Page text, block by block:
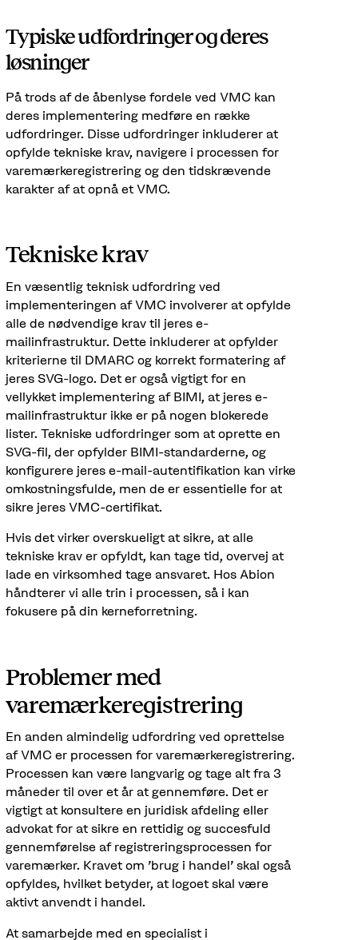
Typiske udfordringer og deres
løsninger
På trods af de åbenlyse fordele ved VMC kan
deres implementering medføre en række
udfordringer. Disse udfordringer inkluderer at
opfylde tekniske krav, navigere i processen for
varemærkeregistrering og den tidskrævende
karakter af at opnå et VMC.
Tekniske krav
En væsentlig teknisk udfordring ved
implementeringen af VMC involverer at opfylde
alle de nødvendige krav til jeres e-
mailinfrastruktur. Dette inkluderer at opfylder
kriterierne til DMARC og korrekt formatering af
jeres SVG-logo. Det er også vigtigt for en
vellykket implementering af BIMI, at jeres e-
mailinfrastruktur ikke er på nogen blokerede
lister. Tekniske udfordringer som at oprette en
SVG-fil, der opfylder BIMI-standarderne, og
konfigurere jeres e-mail-autentifikation kan virke
omkostningsfulde, men de er essentielle for at
sikre jeres VMC-certifikat.
Hvis det virker overskueligt at sikre, at alle
tekniske krav er opfyldt, kan tage tid, overvej at
lade en virksomhed tage ansvaret. Hos Abion
håndterer vi alle trin i processen, så i kan
fokusere på din kerneforretning.
Problemer med
varemærkeregistrering
En anden almindelig udfordring ved oprettelse
af VMC er processen for varemærkeregistrering.
Processen kan være langvarig og tage alt fra 3
måneder til over et år at gennemføre. Det er
vigtigt at konsultere en juridisk afdeling eller
advokat for at sikre en rettidig og succesfuld
gennemførelse af registreringsprocessen for
varemærker. Kravet om 'brug i handel' skal også
opfyldes, hvilket betyder, at logoet skal være
aktivt anvendt i handel.
At samarbejde med en specialist i